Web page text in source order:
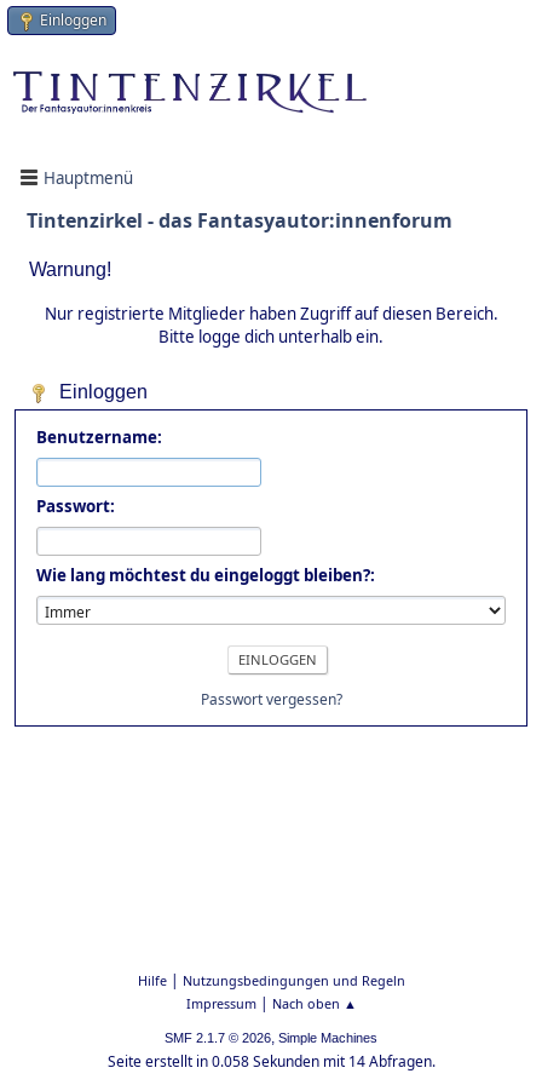
Einloggen
Hauptmenü
Tintenzirkel - das Fantasyautor:innenforum
Warnung!
Nur registrierte Mitglieder haben Zugriff auf diesen Bereich.
Bitte logge dich unterhalb ein.
Einloggen
Benutzername:
Passwort:
Wie lang möchtest du eingeloggt bleiben?:
Passwort vergessen?
Hilfe| Nutzungsbedingungen und Regeln
Impressum| Nach oben ▲
SMF 2.1.7 © 2026, Simple Machines
Seite erstellt in 0.058 Sekunden mit 14 Abfragen.